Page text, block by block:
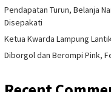
Pendapatan Turun, Belanja
Disepakati
Ketua Kwarda Lampung
Diborgol dan Berompi Pink,